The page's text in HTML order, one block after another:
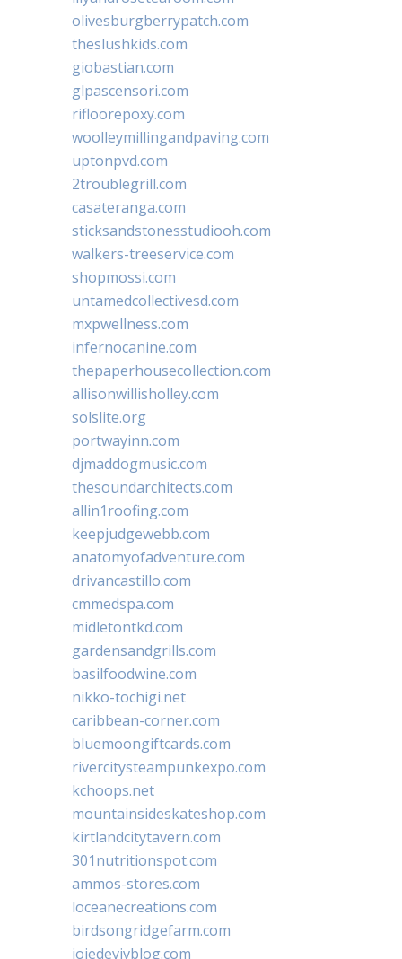
olivesburgberrypatch.com
theslushkids.com
giobastian.com
glpascensori.com
rifloorepoxy.com
woolleymillingandpaving.com
uptonpvd.com
2troublegrill.com
casateranga.com
sticksandstonesstudiooh.com
walkers-treeservice.com
shopmossi.com
untamedcollectivesd.com
mxpwellness.com
infernocanine.com
thepaperhousecollection.com
allisonwillisholley.com
solslite.org
portwayinn.com
djmaddogmusic.com
thesoundarchitects.com
allin1roofing.com
keepjudgewebb.com
anatomyofadventure.com
drivancastillo.com
cmmedspa.com
midletontkd.com
gardensandgrills.com
basilfoodwine.com
nikko-tochigi.net
caribbean-corner.com
bluemoongiftcards.com
rivercitysteampunkexpo.com
kchoops.net
mountainsideskateshop.com
kirtlandcitytavern.com
301nutritionspot.com
ammos-stores.com
loceanecreations.com
birdsongridgefarm.com
joiedevivblog.com